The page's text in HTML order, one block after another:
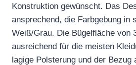
Konstruktion gewünscht. Das
ansprechend, die Farbgebung in
Weiß/Grau. Die Bügelfläche von
ausreichend für die meisten
lagige Polsterung und der Bezug